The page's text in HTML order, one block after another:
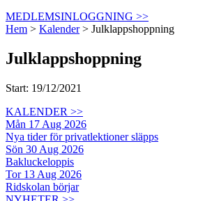
MEDLEMSINLOGGNING >>
Hem > Kalender> Julklappshoppning
Julklappshoppning
Start: 19/12/2021
KALENDER >>
Mån 17 Aug 2026
Nya tider för privatlektioner släpps
Sön 30 Aug 2026
Bakluckeloppis
Tor 13 Aug 2026
Ridskolan börjar